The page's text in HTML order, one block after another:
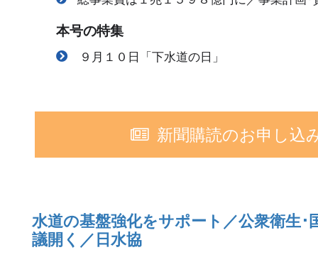
本号の特集
９月１０日「下水道の日」
新聞購読のお申し込
水道の基盤強化をサポート／公衆衛生･
議開く／日水協